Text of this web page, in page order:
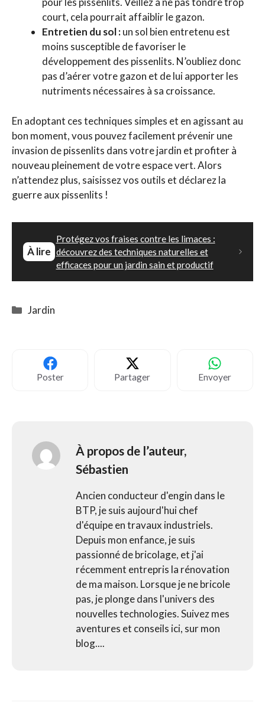
court, cela pourrait affaiblir le gazon.
Entretien du sol :un sol bien entretenu est
moins susceptible de favoriser le
développement des pissenlits. N’oubliez donc
pas d’aérer votre gazon et de lui apporter les
nutriments nécessaires à sa croissance.
En adoptant ces techniques simples et en agissant au
bon moment, vous pouvez facilement prévenir une
invasion de pissenlits dans votre jardin et profiter à
nouveau pleinement de votre espace vert. Alors
n’attendez plus, saisissez vos outils et déclarez la
guerre aux pissenlits !
À lire
Protégez vos fraises contre les limaces :
découvrez des techniques naturelles et
efficaces pour un jardin sain et productif
Catégories
Jardin
Poster Partager Envoyer
À propos de l’auteur,
Sébastien
Ancien conducteur d'engin dans le
BTP, je suis aujourd'hui chef
d'équipe en travaux industriels.
Depuis mon enfance, je suis
passionné de bricolage, et j'ai
récemment entrepris la rénovation
de ma maison. Lorsque je ne bricole
pas, je plonge dans l'univers des
nouvelles technologies. Suivez mes
aventures et conseils ici, sur mon
blog....